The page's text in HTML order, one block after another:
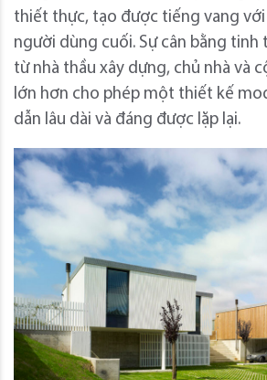
thiết thực, tạo được tiếng vang với
người dùng cuối. Sự cân bằng tinh
từ nhà thầu xây dựng, chủ nhà và
lớn hơn cho phép một thiết kế
dẫn lâu dài và đáng được lặp lại.